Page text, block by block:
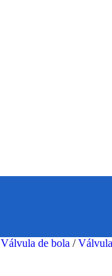
Válvula de bola /